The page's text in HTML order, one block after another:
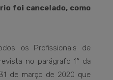
foi cancelado, como
os Profissionais de
no parágrafo 1º da
de março de 2020 que